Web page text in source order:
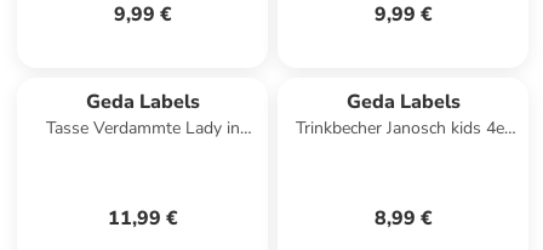
9,99 € 9,99 €
Geda Labels
Tasse Verdammte Lady in
11,99 €
Geda Labels
Trinkbecher Janosch kids 4er
8,99 €